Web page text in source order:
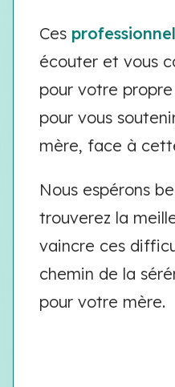
Ces
écouter et vous
pour votre
pour vous
mère, face à
Nous espérons
trouverez la
vaincre ces
chemin de la
pour votre mère.